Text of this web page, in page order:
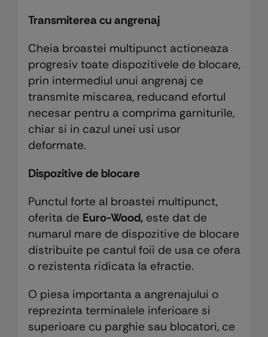
Transmiterea cu angrenaj
Cheia broastei multipunct actioneaza
progresiv toate dispozitivele de blocare,
prin intermediul unui angrenaj ce
transmite miscarea, reducand efortul
necesar pentru a comprima garniturile,
chiar si in cazul unei usi usor
deformate.
Dispozitive de blocare
Punctul forte al broastei multipunct,
oferita de Euro-Wood,este dat de
numarul mare de dispozitive de blocare
distribuite pe cantul foii de usa ce ofera
o rezistenta ridicata la efractie.
O piesa importanta a angrenajului o
reprezinta terminalele inferioare si
superioare cu parghie sau blocatori, ce